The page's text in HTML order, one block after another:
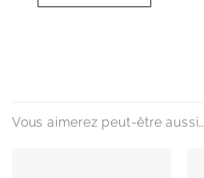
Vous aimerez peut-être aussi…